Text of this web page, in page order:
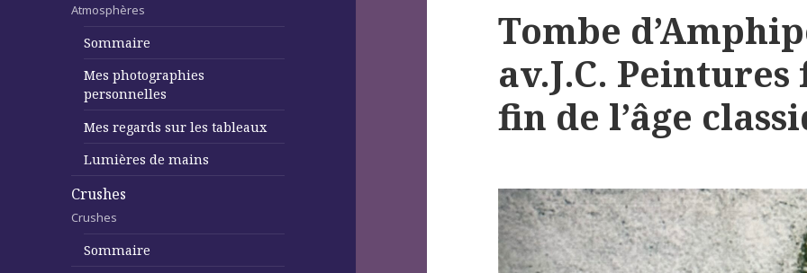
Atmosphères
Sommaire
Mes photographies
personnelles
Mes regards sur les tableaux
Lumières de mains
Crushes
Crushes
Sommaire
Tombe
av.J.C.
fin de l’âge